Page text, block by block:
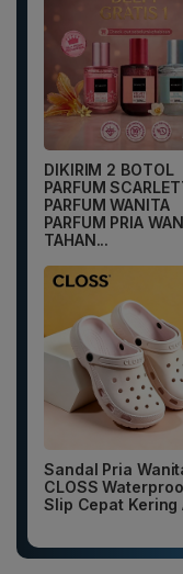
DIKIRIM 2 BOTOL
PARFUM
PARFUM WANITA
PARFUM PRIA
TAHAN...
Sandal Pria
CLOSS
Slip Cepat Kering